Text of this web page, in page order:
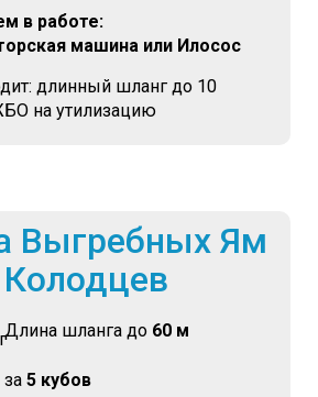
в работе:
машина или Илосос
длинный шланг до 10
на утилизацию
Выгребных Ям
Длина шланга до 60 м
за 5 кубов